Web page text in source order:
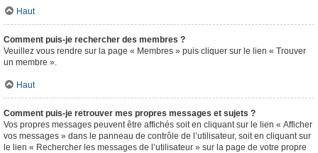
Haut
Comment puis-je rechercher des membres ?
Veuillez vous rendre sur la page « Membres » puis cliquer sur le lien « Trouver
un membre ».
Haut
Comment puis-je retrouver mes propres messages et sujets ?
Vos propres messages peuvent être affichés soit en cliquant sur le lien « Afficher
vos messages » dans le panneau de contrôle de l’utilisateur, soit en cliquant sur
le lien « Rechercher les messages de l’utilisateur » sur la page de votre propre